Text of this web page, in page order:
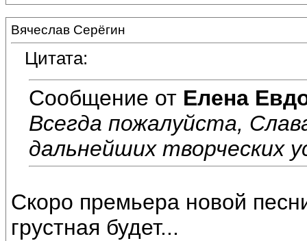
Вячеслав Серёгин
Цитата:
Сообщение от Елена
Всегда пожалуйста,
дальнейших творческих
Скоро премьера новой
грустная будет...